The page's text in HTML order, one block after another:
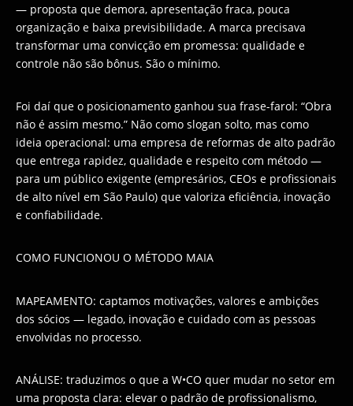
— proposta que demora, apresentação fraca, pouca
organização e baixa previsibilidade. A marca precisava
transformar uma convicção em promessa: qualidade e
controle não são bônus. São o mínimo.
Foi daí que o posicionamento ganhou sua frase-farol: “Obra
não é assim mesmo.” Não como slogan solto, mas como
ideia operacional: uma empresa de reformas de alto padrão
que entrega rapidez, qualidade e respeito com método —
para um público exigente (empresários, CEOs e profissionais
de alto nível em São Paulo) que valoriza eficiência, inovação
e confiabilidade.
COMO FUNCIONOU O MÉTODO MAIA
MAPEAMENTO: captamos motivações, valores e ambições
dos sócios — legado, inovação e cuidado com as pessoas
envolvidas no processo.
ANÁLISE: traduzimos o que a W•CO quer mudar no setor em
uma proposta clara: elevar o padrão de profissionalismo,